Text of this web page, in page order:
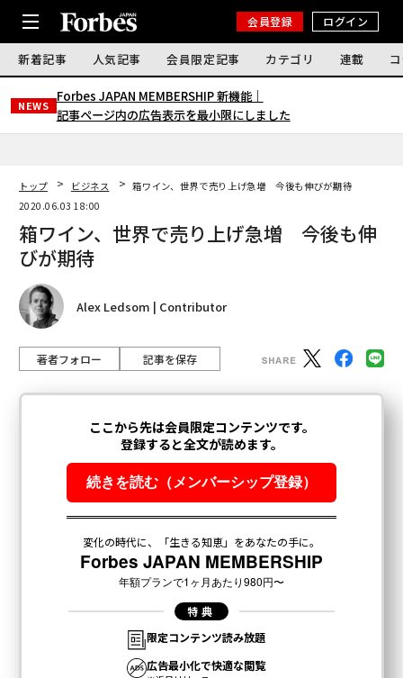
会員登録 ログイン
新着記事 人気記事 会員限定記事 カテゴリ 連載
NEWS
Forbes JAPAN MEMBERSHIP 新機能｜
記事ページ内の広告表示を最小限にしました
トップ ビジネス
箱ワイン、世界で売り上げ急増 今後も伸びが期待
2020.06.03 18:00
箱ワイン、世界で売り上げ急増 今後も伸
びが期待
Alex Ledsom | Contributor
著者フォロー 記事を保存